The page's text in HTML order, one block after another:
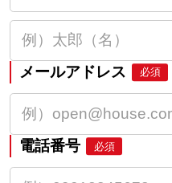
メールアドレス 必須
電話番号 必須